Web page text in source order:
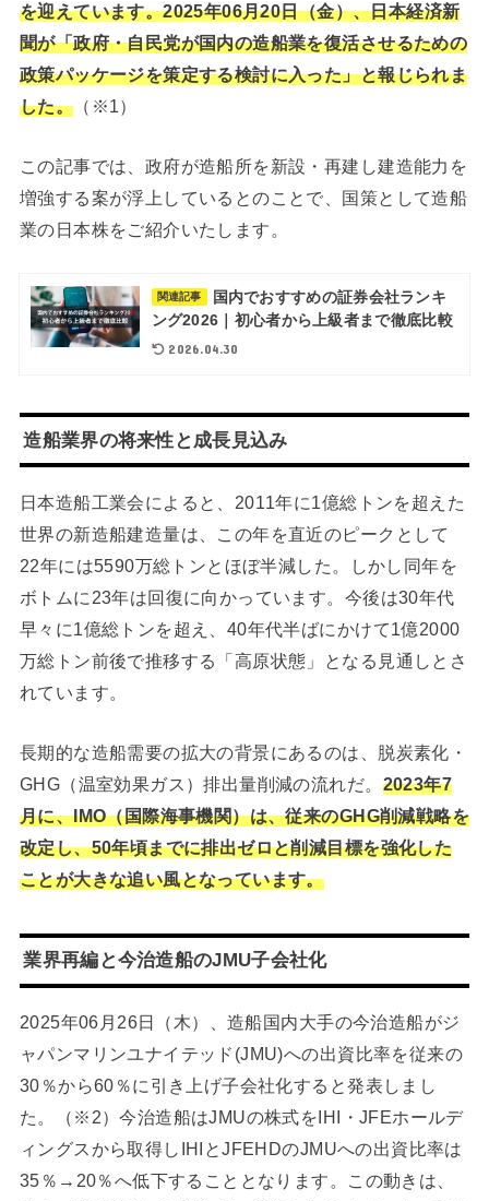
を迎えています。2025年06月20日（金）、日本経済新
聞が「政府・自民党が国内の造船業を復活させるための
政策パッケージを策定する検討に入った」と報じられま
した。 （※1）
この記事では、政府が造船所を新設・再建し建造能力を
増強する案が浮上しているとのことで、国策として造船
業の日本株をご紹介いたします。
関連記事
国内でおすすめの証券会社ランキ
ング2026｜初心者から上級者まで徹底比較
2026.04.30
造船業界の将来性と成長見込み
日本造船工業会によると、2011年に1億総トンを超えた
世界の新造船建造量は、この年を直近のピークとして
22年には5590万総トンとほぼ半減した。しかし同年を
ボトムに23年は回復に向かっています。今後は30年代
早々に1億総トンを超え、40年代半ばにかけて1億2000
万総トン前後で推移する「高原状態」となる見通しとさ
れています。
長期的な造船需要の拡大の背景にあるのは、脱炭素化・
GHG（温室効果ガス）排出量削減の流れだ。 2023年7
月に、IMO（国際海事機関）は、従来のGHG削減戦略を
改定し、50年頃までに排出ゼロと削減目標を強化した
ことが大きな追い風となっています。
業界再編と今治造船のJMU子会社化
2025年06月26日（木）、造船国内大手の今治造船がジ
ャパンマリンユナイテッド(JMU)への出資比率を従来の
30％から60％に引き上げ子会社化すると発表しまし
た。（※2）今治造船はJMUの株式をIHI・JFEホールデ
ィングスから取得しIHIとJFEHDのJMUへの出資比率は
35％→20％へ低下することとなります。この動きは、